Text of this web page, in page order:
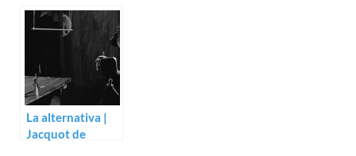
La alternativa |
Jacquot de